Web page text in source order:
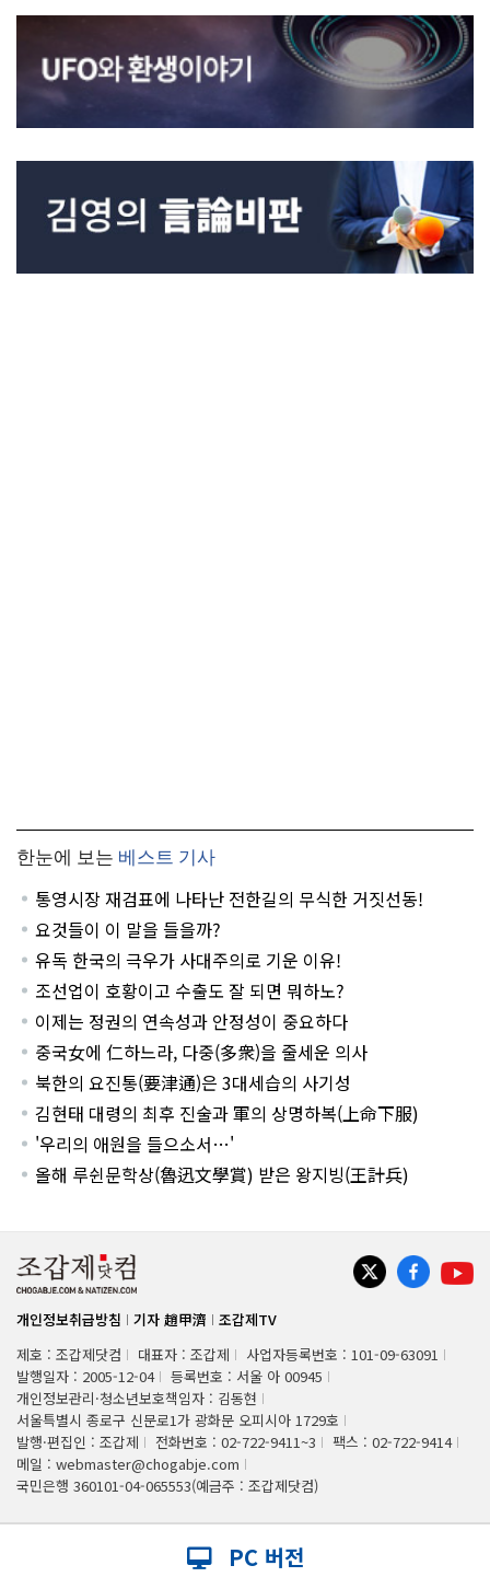
한눈에 보는 베스트 기사
통영시장 재검표에 나타난 전한길의 무식한 거짓선동!
요것들이 이 말을 들을까?
유독 한국의 극우가 사대주의로 기운 이유!
조선업이 호황이고 수출도 잘 되면 뭐하노?
이제는 정권의 연속성과 안정성이 중요하다
중국女에 仁하느라, 다중(多衆)을 줄세운 의사
북한의 요진통(要津通)은 3대세습의 사기성
김현태 대령의 최후 진술과 軍의 상명하복(上命下服)
'우리의 애원을 들으소서…'
올해 루쉰문학상(魯迅文學賞) 받은 왕지빙(王計兵)
개인정보취급방침 기자 趙甲濟
조갑제TV
제호 : 조갑제닷컴
대표자 : 조갑제
사업자등록번호 : 101-09-63091
발행일자 : 2005-12-04
등록번호 : 서울 아 00945
개인정보관리·청소년보호책임자 : 김동현
서울특별시 종로구 신문로1가 광화문 오피시아 1729호
발행·편집인 : 조갑제
전화번호 : 02-722-9411~3
팩스 : 02-722-9414
메일 : webmaster@chogabje.com
국민은행 360101-04-065553(예금주 : 조갑제닷컴)
PC 버전